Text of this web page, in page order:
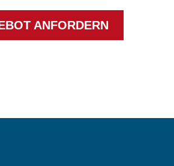
ANFORDERN